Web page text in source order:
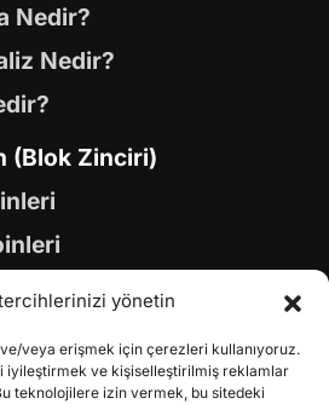
yönetin
veya erişmek için çerezleri kullanıyoruz.
iyileştirmek ve kişiselleştirilmiş reklamlar
teknolojilere izin vermek, bu sitedeki
Nedir?
Nedir?
(Blok Zinciri)
(AI) Coinleri